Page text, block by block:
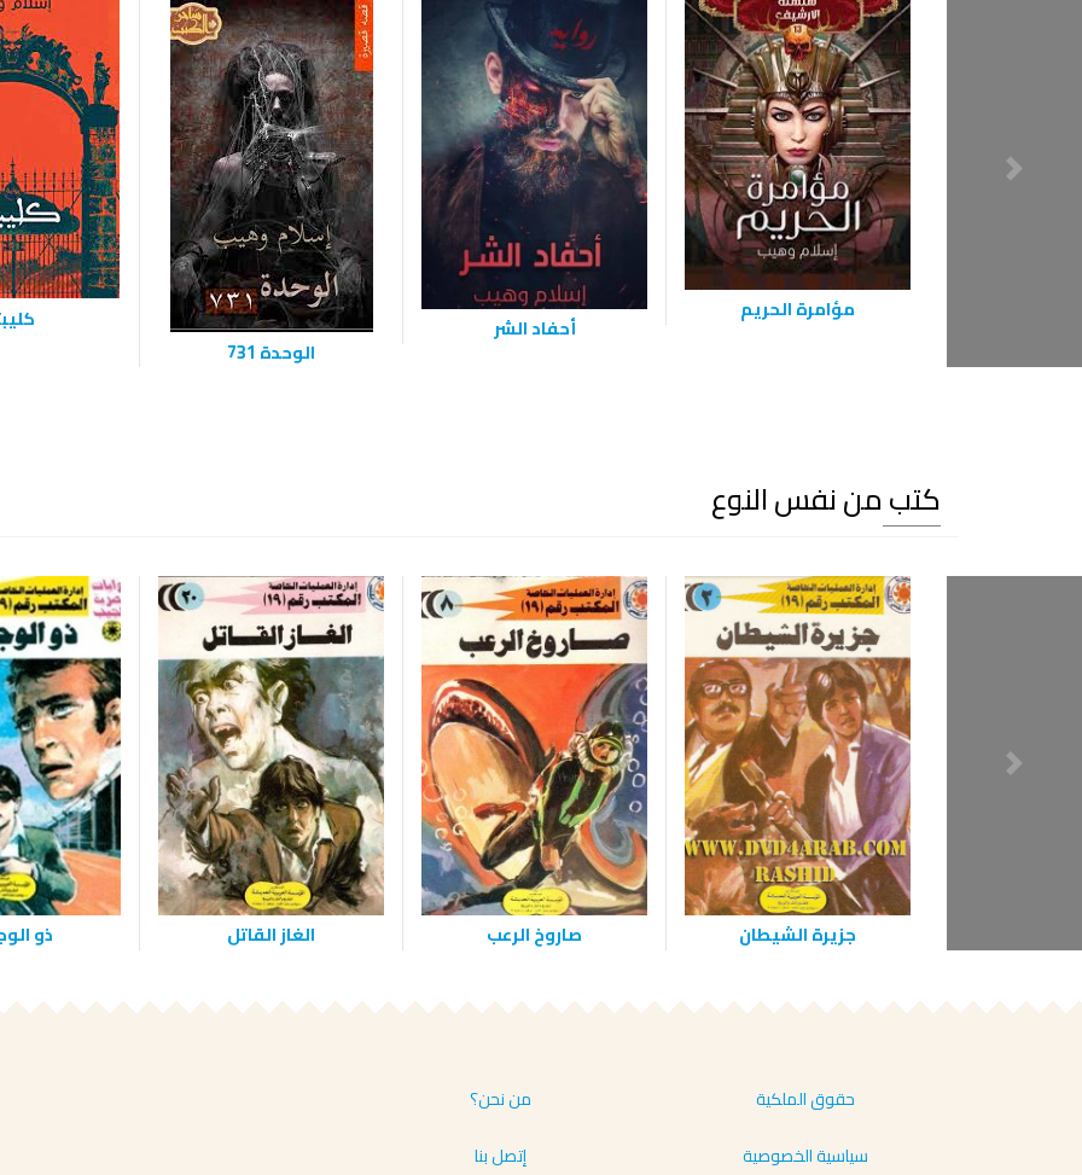
مؤامرة الحريم
أحفاد الشر
الوحدة 731
كتب من نفس النوع
جزيرة الشيطان صاروخ الرعب الغاز القاتل ذو
حقوق الملكية
سياسية الخصوصية
من نحن؟
إتصل بنا